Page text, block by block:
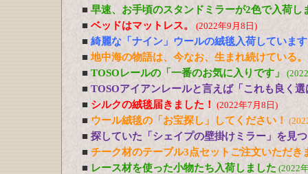
■ 早速、お手頃のスタンドミラーが2色で入荷し
■ ベッドはマットレス。 (2022年9月8日)
■ 綺麗な「ナイン」ウールの絨毯入荷しています
■ 地中海の物語は、今なお、生まれ続けている
■ TOSOレールの「一番のお気に入りです」
■ TOSOアイアンレールと言えば「これも良く
■ シルクの絨毯届きました！ (2022年7月8日)
■ ウール絨毯の「お宝探し」してください！
■ 探していた「シェイプの壁掛けミラー」を見
■ チーク材のテーブル3点セットご注文いただき
■ レース材を使った小物たち入荷しました (2022